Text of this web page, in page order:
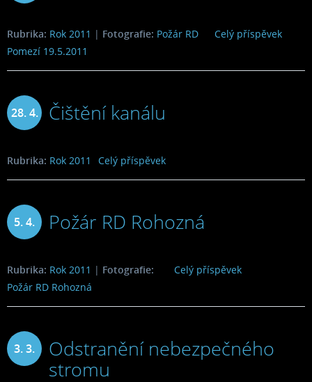
Celý příspěvek
Rubrika: Rok 2011 | Fotografie: Požár RD
Pomezí 19.5.2011
28. 4. Čištění kanálu
Celý příspěvek
Rubrika: Rok 2011
5. 4. Požár RD Rohozná
Celý příspěvek
Rubrika: Rok 2011 | Fotografie:
Požár RD Rohozná
3. 3.
Odstranění nebezpečného
stromu